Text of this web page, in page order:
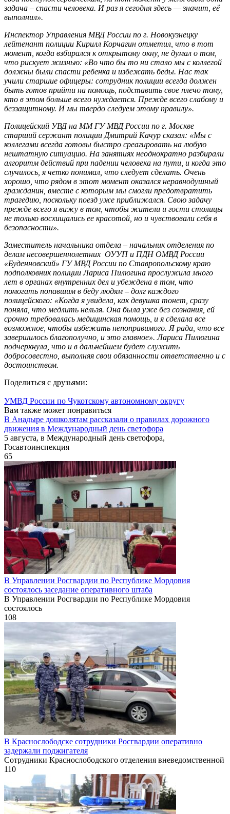
задача – спасти человека. И раз я сегодня здесь — значит, её
выполнил».
Инспектор Управления МВД России по г. Новокузнецку
лейтенант полиции Кирилл Корчагин отметил, что в тот
момент, когда взбирался к открытому окну, не думал о том,
что рискует жизнью: «Во что бы то ни стало мы с коллегой
должны были спасти ребенка и избежать беды. Нас так
учили старшие офицеры: сотрудник полиции всегда должен
быть готов прийти на помощь, подставить свое плечо тому,
кто в этом больше всего нуждается. Прежде всего слабому и
беззащитному. И мы твердо следуем этому правилу».
Полицейский УВД на ММ ГУ МВД России по г. Москве
старший сержант полиции Дмитрий Качур сказал: «Мы с
коллегами всегда готовы быстро среагировать на любую
нештатную ситуацию. На занятиях неоднократно разбирали
алгоритм действий при падении человека на пути, и когда это
случилось, я четко понимал, что следует сделать. Очень
хорошо, что рядом в этот момент оказался неравнодушный
гражданин, вместе с которым мы смогли предотвратить
трагедию, поскольку поезд уже приближался. Свою задачу
прежде всего я вижу в том, чтобы жители и гости столицы
не только восхищались ее красотой, но и чувствовали себя в
безопасности».
Заместитель начальника отдела – начальник отделения по
делам несовершеннолетних ОУУП и ПДН ОМВД России
«Буденновский» ГУ МВД России по Ставропольскому краю
подполковник полиции Лариса Пилюгина прослужила много
лет в органах внутренних дел и убеждена в том, что
помогать попавшим в беду людям – долг каждого
полицейского: «Когда я увидела, как девушка тонет, сразу
поняла, что медлить нельзя. Она была уже без сознания, ей
срочно требовалась медицинская помощь, и я сделала все
возможное, чтобы избежать непоправимого. Я рада, что все
завершилось благополучно, и это главное». Лариса Пилюгина
подчеркнула, что и в дальнейшем будет служить
добросовестно, выполняя свои обязанности ответственно и с
достоинством.
Поделиться с друзьями:
УМВД России по Чукотскому автономному округу
Вам также может понравиться
В Анадыре дошколятам рассказали о правилах дорожного
движения в Международный день светофора
5 августа, в Международный день светофора,
Госавтоинспекция
65
В Управлении Росгвардии по Республике Мордовия
состоялось заседание оперативного штаба
В Управлении Росгвардии по Республике Мордовия
состоялось
108
В Краснослободске сотрудники Росгвардии оперативно
задержали поджигателя
Сотрудники Краснослободского отделения вневедомственной
110